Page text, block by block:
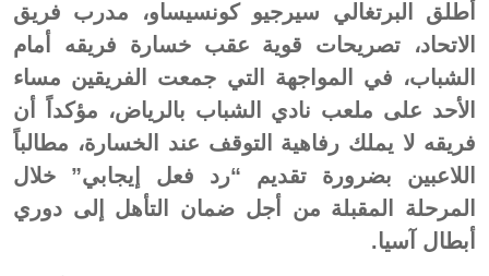
أطلق البرتغالي سيرجيو كونسيساو، مدرب فريق
الاتحاد، تصريحات قوية عقب خسارة فريقه أمام
الشباب، في المواجهة التي جمعت الفريقين مساء
الأحد على ملعب نادي الشباب بالرياض، مؤكداً أن
فريقه لا يملك رفاهية التوقف عند الخسارة، مطالباً
اللاعبين بضرورة تقديم “رد فعل إيجابي” خلال
المرحلة المقبلة من أجل ضمان التأهل إلى دوري
أبطال آسيا.